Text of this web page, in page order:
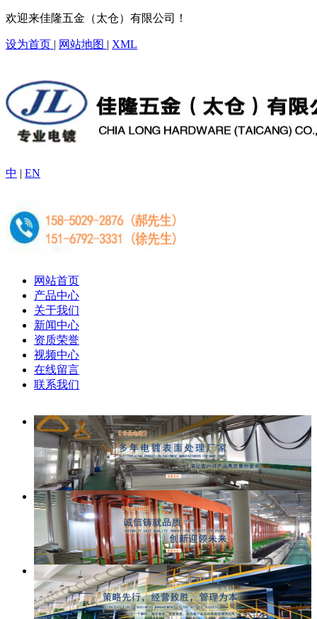
欢迎来佳隆五金（太仓）有限公司！
设为首页 | 网站地图 | XML
中 | EN
网站首页
产品中心
关于我们
新闻中心
资质荣誉
视频中心
在线留言
联系我们